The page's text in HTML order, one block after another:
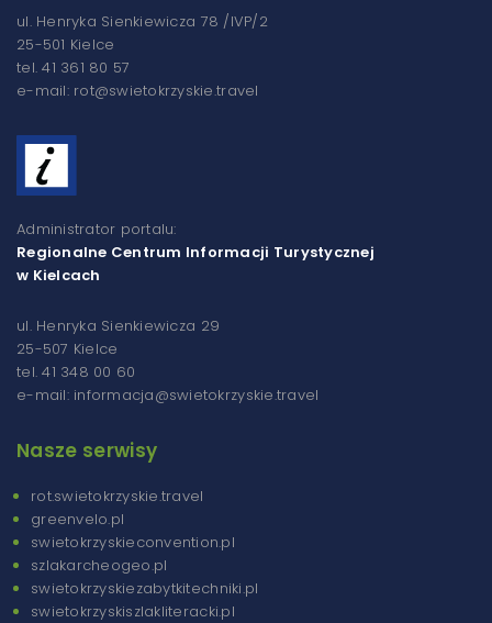
ul. Henryka Sienkiewicza 78 /IVP/2
25-501 Kielce
tel. 41 361 80 57
e-mail: rot@swietokrzyskie.travel
Administrator portalu:
Regionalne Centrum Informacji Turystycznej
w Kielcach
ul. Henryka Sienkiewicza 29
25-507 Kielce
tel. 41 348 00 60
e-mail: informacja@swietokrzyskie.travel
Nasze serwisy
rot.swietokrzyskie.travel
greenvelo.pl
swietokrzyskieconvention.pl
szlakarcheogeo.pl
swietokrzyskiezabytkitechniki.pl
swietokrzyskiszlakliteracki.pl